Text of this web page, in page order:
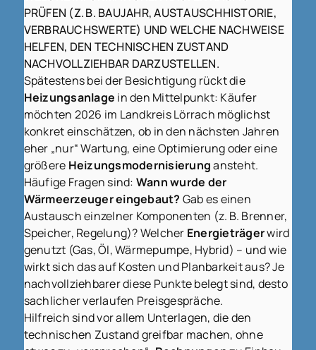
PRÜFEN (Z. B. BAUJAHR, AUSTAUSCHHISTORIE,
VERBRAUCHSWERTE) UND WELCHE NACHWEISE
HELFEN, DEN TECHNISCHEN ZUSTAND
NACHVOLLZIEHBAR DARZUSTELLEN.
Spätestens bei der Besichtigung rückt die
Heizungsanlage in den Mittelpunkt: Käufer
möchten 2026 im Landkreis Lörrach möglichst
konkret einschätzen, ob in den nächsten Jahren
eher „nur“ Wartung, eine Optimierung oder eine
größere Heizungsmodernisierungansteht.
Häufige Fragen sind: Wann wurde der
Wärmeerzeuger eingebaut? Gab es einen
Austausch einzelner Komponenten (z. B. Brenner,
Speicher, Regelung)? Welcher Energieträgerwird
genutzt (Gas, Öl, Wärmepumpe, Hybrid) – und wie
wirkt sich das auf Kosten und Planbarkeit aus? Je
nachvollziehbarer diese Punkte belegt sind, desto
sachlicher verlaufen Preisgespräche.
Hilfreich sind vor allem Unterlagen, die den
technischen Zustand greifbar machen, ohne